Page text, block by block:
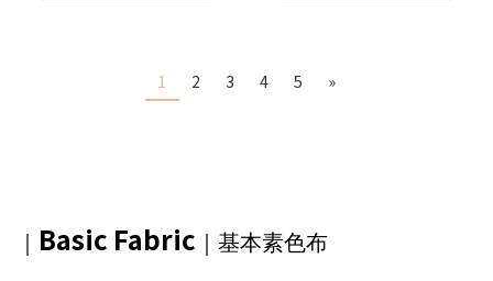
1 2 3 4 5 »
｜ Basic Fabric ｜基本素色布